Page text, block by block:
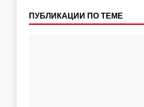
ПУБЛИКАЦИИ ПО ТЕМЕ